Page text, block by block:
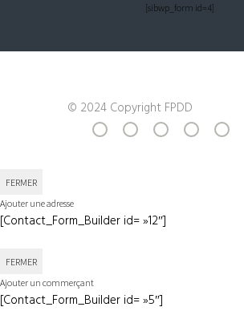
[sibwp_form id=4]
© 2024 Copyright FPDD
FERMER
Ajouter une adresse
[Contact_Form_Builder id= »12″]
FERMER
Ajouter un commerçant
[Contact_Form_Builder id= »5″]